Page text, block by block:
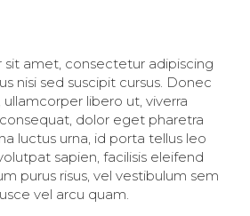
sit amet, consectetur adipiscing
nisi sed suscipit cursus. Donec
libero ut, viverra
dolor eget pharetra
luctus urna, id porta tellus leo
sapien, facilisis eleifend
purus risus, vel vestibulum sem
vel arcu quam.